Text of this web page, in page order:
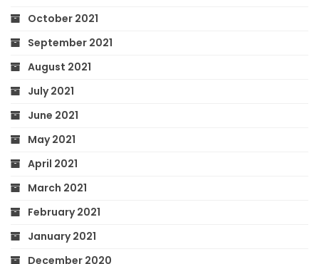
October 2021
September 2021
August 2021
July 2021
June 2021
May 2021
April 2021
March 2021
February 2021
January 2021
December 2020